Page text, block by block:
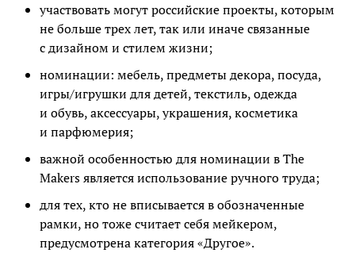
участвовать могут российские проекты, которым
не больше трех лет, так или иначе связанные
с дизайном и стилем жизни;
номинации: мебель, предметы декора, посуда,
игры/игрушки для детей, текстиль, одежда
и обувь, аксессуары, украшения, косметика
и парфюмерия;
важной особенностью для номинации в The
Makers является использование ручного труда;
для тех, кто не вписывается в обозначенные
рамки, но тоже считает себя мейкером,
предусмотрена категория «Другое».